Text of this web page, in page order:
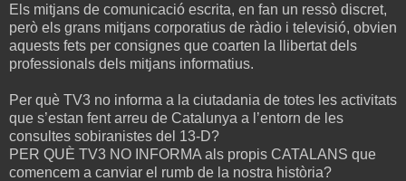
Els mitjans de comunicació escrita, en fan un ressò discret,
però els grans mitjans corporatius de ràdio i televisió, obvien
aquests fets per consignes que coarten la llibertat dels
professionals dels mitjans informatius.
Per què TV3 no informa a la ciutadania de totes les activitats
que s’estan fent arreu de Catalunya a l’entorn de les
consultes sobiranistes del 13-D?
PER QUÈ TV3 NO INFORMA als propis CATALANS que
comencem a canviar el rumb de la nostra història?